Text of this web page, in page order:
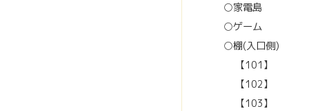
○家電島
○ゲーム
○棚(入口側)
【101】
【102】
【103】